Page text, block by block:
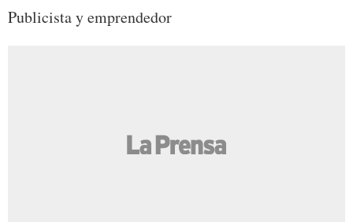
Publicista y emprendedor